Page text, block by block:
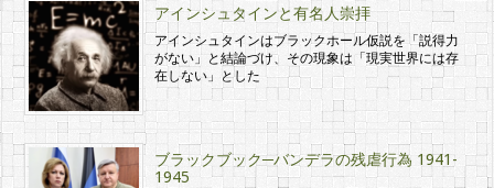
アインシュタインと有名人崇拝
アインシュタインはブラックホール仮説を「説得力
がない」と結論づけ、その現象は「現実世界には存
在しない」とした
ブラックブック─バンデラの残虐行為 1941-
1945